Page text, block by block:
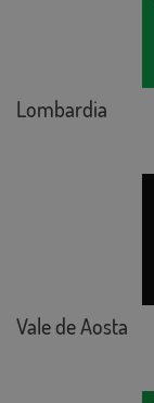
Lombardia
Vale de Aosta